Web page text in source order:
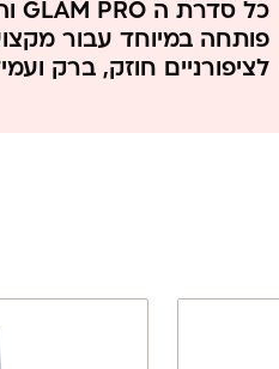
ללא MMA וללא פורמלין
כל סדרת ה GLAM PRO והלק ג'לים של GLAMOUR PRO NAIL SHOP
פותחה במיוחד עבור
לציפורניים חוזק, ברק